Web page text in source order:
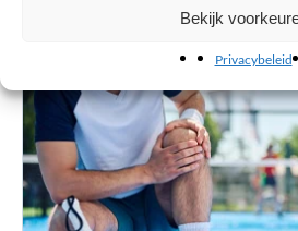
Bekijk
Privacybeleid